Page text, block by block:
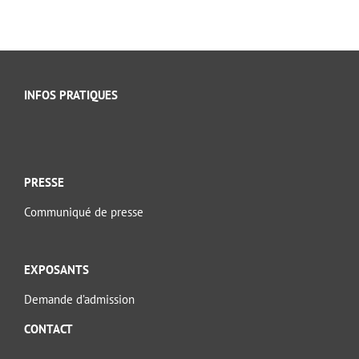
INFOS PRATIQUES
PRESSE
Communiqué de presse
EXPOSANTS
Demande d’admission
CONTACT